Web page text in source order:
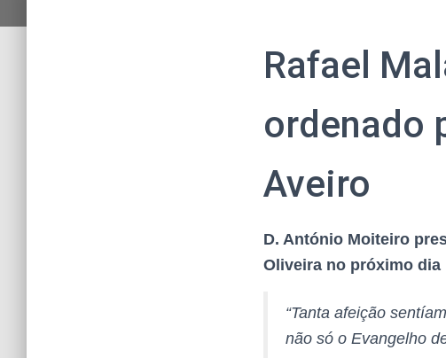
Rafael
ordenado
Aveiro
D. António Moiteiro
Oliveira no próximo dia
“Tanta afeição
não só o Evangelho